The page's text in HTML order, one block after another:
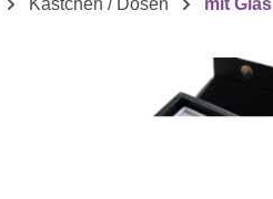
Kästchen / Dosen mit Glas